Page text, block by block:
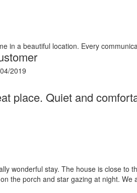
in a beautiful location. Every
2019
place. Quiet and
wonderful stay. The house is close to
the porch and star gazing at night.